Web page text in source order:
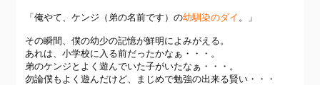
「俺やて、ケンジ（弟の名前です）の幼馴染のダイ 。」
その瞬間、僕の幼少の記憶が鮮明によみがえる。
あれは、小学校に入る前だったかなぁ・・・。
弟のケンジとよく遊んでいた子がいたなぁ・・・。
勿論僕もよく遊んだけど、まじめで勉強の出来る賢い・・・